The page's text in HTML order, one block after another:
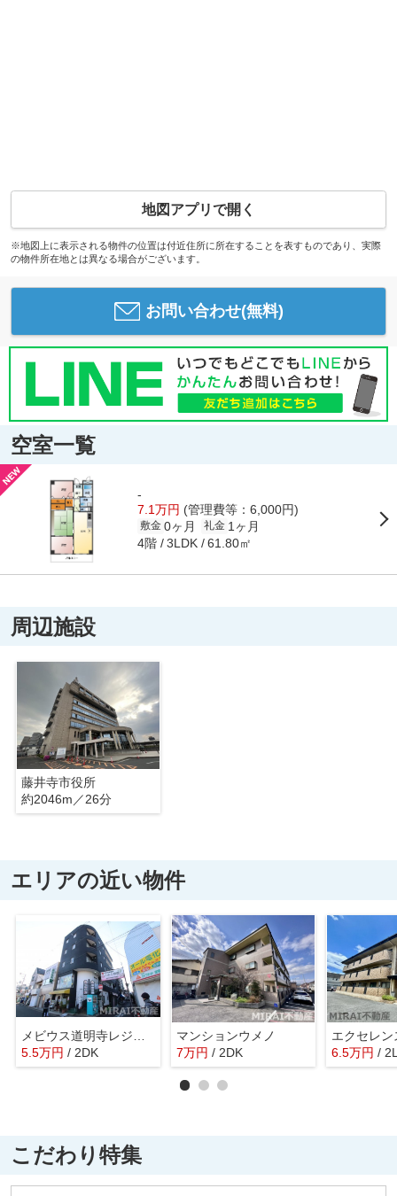
地図アプリで開く
※地図上に表示される物件の位置は付近住所に所在することを表すものであり、実際
の物件所在地とは異なる場合がございます。
お問い合わせ(無料)
空室一覧
-
7.1万円 (管理費等：6,000円)
敷金 0ヶ月 礼金 1ヶ月
4階 3LDK 61.80㎡
周辺施設
藤井寺市役所
約2046m／26分
エリアの近い物件
5.5万円 / 2DK
マンションウメノ
7万円 / 2DK
エクセレン
6.5万円 /
こだわり特集